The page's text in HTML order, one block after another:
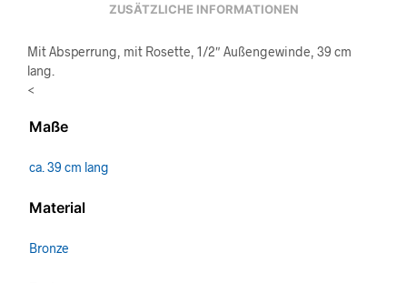
ZUSÄTZLICHE INFORMATIONEN
Mit Absperrung, mit Rosette, 1/2″ Außengewinde, 39 cm
lang.
<
Maße
ca. 39 cm lang
Material
Bronze